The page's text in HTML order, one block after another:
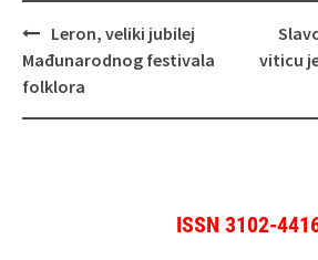
Navigacija
objava
Leron, veliki jubilej
Mađunarodnog festivala
folklora
viticu
ISSN 3102-